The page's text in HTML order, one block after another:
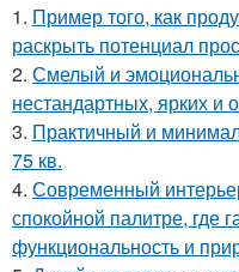
1. Пример того, как
раскрыть потенциал
2. Смелый и
нестандартных, ярких и
3. Практичный и
75 кв.
4. Современный
спокойной палитре, где
функциональность и